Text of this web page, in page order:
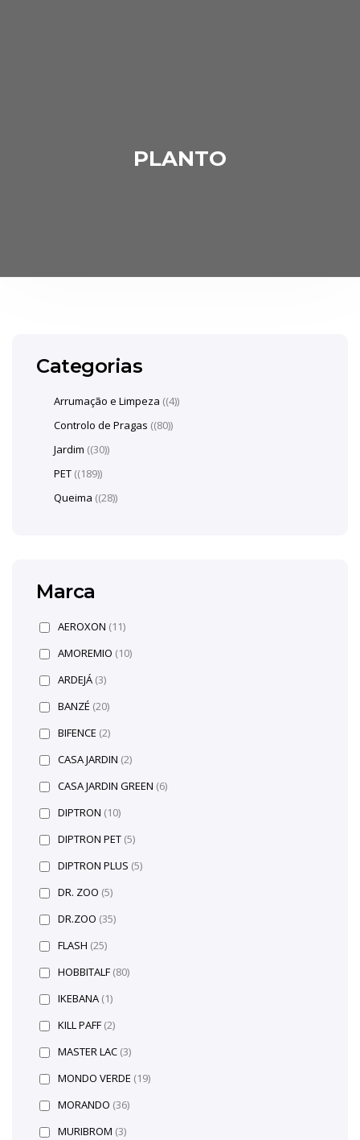
PLANTO
Categorias
Arrumação e Limpeza (4)
Controlo de Pragas (80)
Jardim (30)
PET (189)
Queima (28)
Marca
AEROXON (11)
AMOREMIO (10)
ARDEJÁ (3)
BANZÉ (20)
BIFENCE (2)
CASA JARDIN (2)
CASA JARDIN GREEN (6)
DIPTRON (10)
DIPTRON PET (5)
DIPTRON PLUS (5)
DR. ZOO (5)
DR.ZOO (35)
FLASH (25)
HOBBITALF (80)
IKEBANA (1)
KILL PAFF (2)
MASTER LAC (3)
MONDO VERDE (19)
MORANDO (36)
MURIBROM (3)